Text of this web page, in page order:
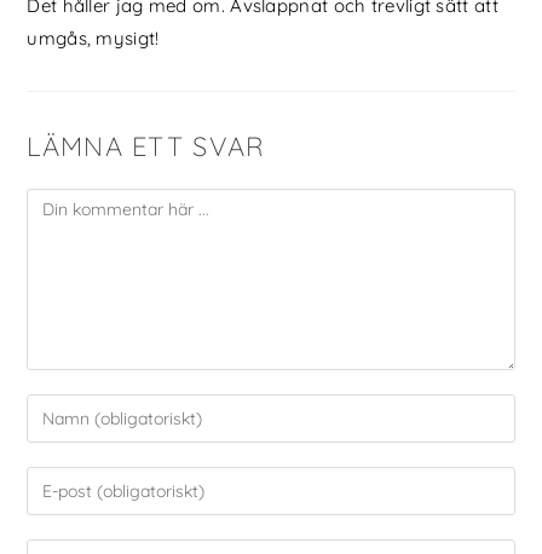
Det håller jag med om. Avslappnat och trevligt sätt att
umgås, mysigt!
LÄMNA ETT SVAR